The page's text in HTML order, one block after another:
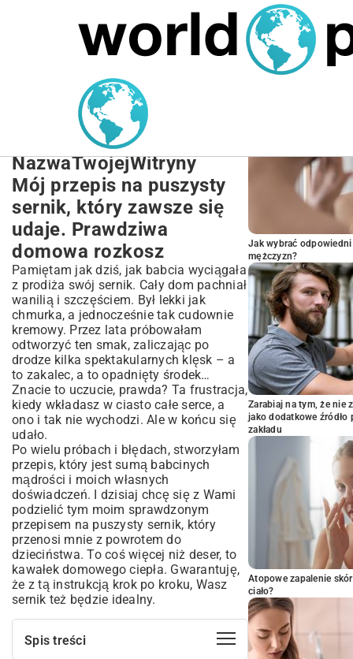
MARIUSZ ŁAMAGA 27.09.2025
Przepis na Puszysty
Sernik: Idealna Domowa
Rozkosz |
NazwaTwojejWitryny
Mój przepis na puszysty
sernik, który zawsze się
udaje. Prawdziwa
domowa rozkosz
Pamiętam jak dziś, jak babcia wyciągała
z prodiża swój sernik. Cały dom pachniał
wanilią i szczęściem. Był lekki jak
chmurka, a jednocześnie tak cudownie
kremowy. Przez lata próbowałam
odtworzyć ten smak, zaliczając po
drodze kilka spektakularnych klęsk – a
to zakalec, a to opadnięty środek…
Znacie to uczucie, prawda? Ta frustracja,
kiedy wkładasz w ciasto całe serce, a
ono i tak nie wychodzi. Ale w końcu się
udało.
Po wielu próbach i błędach, stworzyłam
przepis, który jest sumą babcinych
mądrości i moich własnych
doświadczeń. I dzisiaj chcę się z Wami
podzielić tym moim sprawdzonym
przepisem na puszysty sernik, który
przenosi mnie z powrotem do
dzieciństwa. To coś więcej niż deser, to
kawałek domowego ciepła. Gwarantuję,
że z tą instrukcją krok po kroku, Wasz
sernik też będzie idealny.
Spis treści
Jak wybrać
mężczyzn?
Zarabiaj na tym, że nie
jako dodatkowe
zakładu
Atopowe zapalenie
ciało?